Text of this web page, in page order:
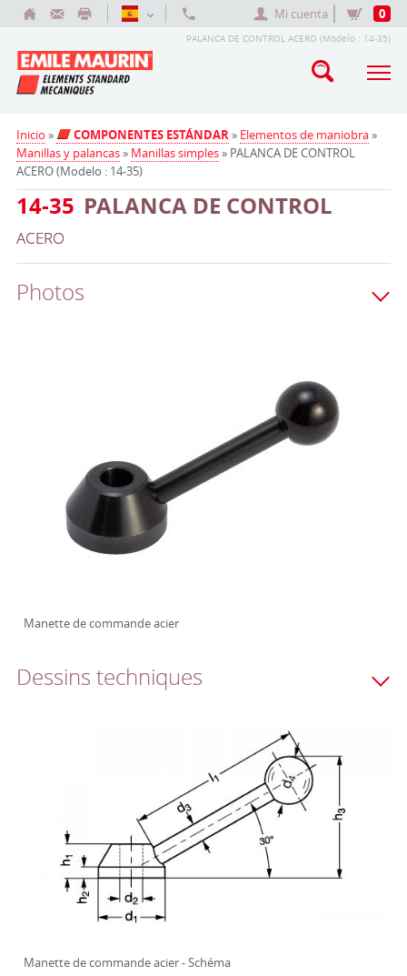
Mi cuenta 0
PALANCA DE CONTROL ACERO (Modelo : 14-35)
Inicio » COMPONENTES ESTÁNDAR» Elementos de maniobra»
Manillas y palancas» Manillas simples» PALANCA DE CONTROL
ACERO (Modelo : 14-35)
14-35 PALANCA DE CONTROL
ACERO
Photos
Manette de commande acier
Dessins techniques
Manette de commande acier - Schéma